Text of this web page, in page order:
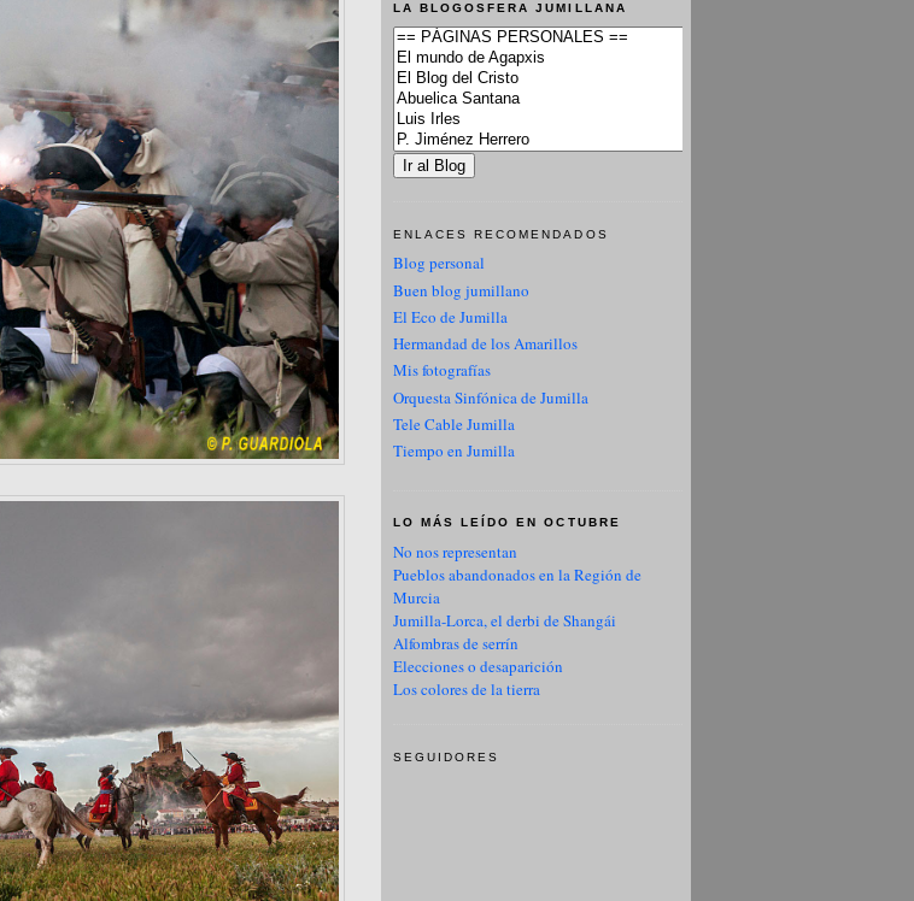
LA BLOGOSFERA JUMILLANA
ENLACES RECOMENDADOS
Blog personal
Buen blog jumillano
El Eco de Jumilla
Hermandad de los Amarillos
Mis fotografías
Orquesta Sinfónica de Jumilla
Tele Cable Jumilla
Tiempo en Jumilla
LO MÁS LEÍDO EN OCTUBRE
No nos representan
Pueblos abandonados en la Región de
Murcia
Jumilla-Lorca, el derbi de Shangái
Alfombras de serrín
Elecciones o desaparición
Los colores de la tierra
SEGUIDORES